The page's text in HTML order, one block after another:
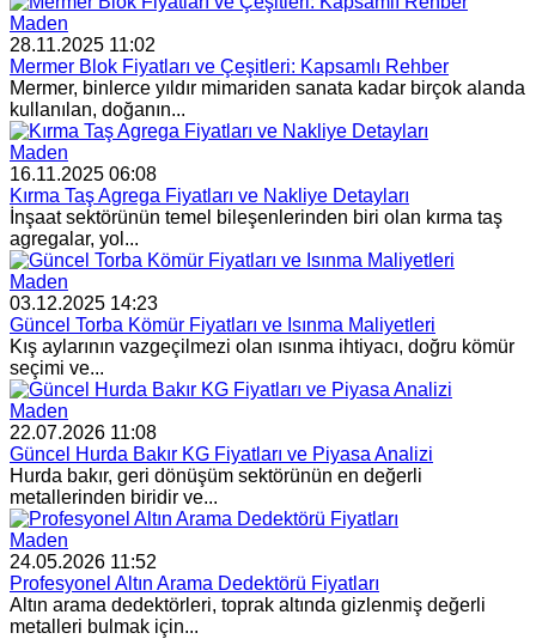
Maden
28.11.2025 11:02
Mermer Blok Fiyatları ve Çeşitleri: Kapsamlı Rehber
Mermer, binlerce yıldır mimariden sanata kadar birçok alanda
kullanılan, doğanın...
Maden
16.11.2025 06:08
Kırma Taş Agrega Fiyatları ve Nakliye Detayları
İnşaat sektörünün temel bileşenlerinden biri olan kırma taş
agregalar, yol...
Maden
03.12.2025 14:23
Güncel Torba Kömür Fiyatları ve Isınma Maliyetleri
Kış aylarının vazgeçilmezi olan ısınma ihtiyacı, doğru kömür
seçimi ve...
Maden
22.07.2026 11:08
Güncel Hurda Bakır KG Fiyatları ve Piyasa Analizi
Hurda bakır, geri dönüşüm sektörünün en değerli
metallerinden biridir ve...
Maden
24.05.2026 11:52
Profesyonel Altın Arama Dedektörü Fiyatları
Altın arama dedektörleri, toprak altında gizlenmiş değerli
metalleri bulmak için...